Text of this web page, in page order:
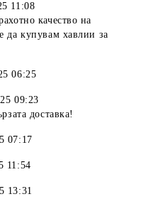
11:08
качество на
да купувам хавлии за
06:25
09:23
доставка!
07:17
11:54
13:31